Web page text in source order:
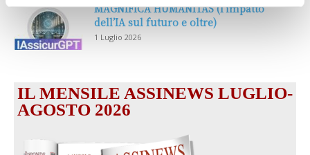
MAGNIFICA HUMANITAS (l’impatto
dell’IA sul futuro e oltre)
1 Luglio 2026
IL MENSILE ASSINEWS LUGLIO-
AGOSTO 2026